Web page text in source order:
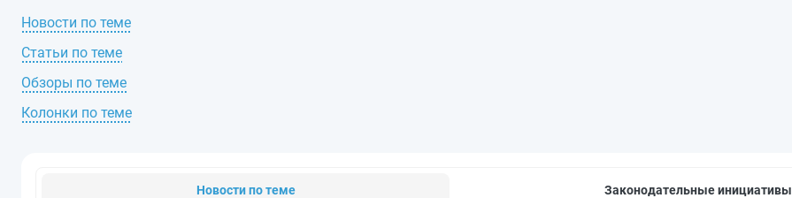
Новости по теме Законодательные инициативы
Новости по теме
Статьи по теме
Обзоры по теме
Колонки по теме